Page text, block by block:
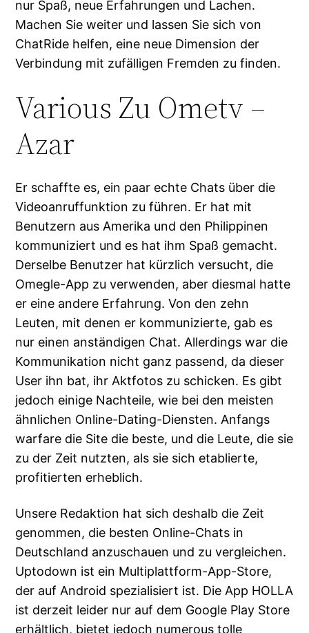
nur Spaß, neue Erfahrungen und Lachen.
Machen Sie weiter und lassen Sie sich von
ChatRide helfen, eine neue Dimension der
Verbindung mit zufälligen Fremden zu finden.
Various Zu Ometv –
Azar
Er schaffte es, ein paar echte Chats über die
Videoanruffunktion zu führen. Er hat mit
Benutzern aus Amerika und den Philippinen
kommuniziert und es hat ihm Spaß gemacht.
Derselbe Benutzer hat kürzlich versucht, die
Omegle-App zu verwenden, aber diesmal hatte
er eine andere Erfahrung. Von den zehn
Leuten, mit denen er kommunizierte, gab es
nur einen anständigen Chat. Allerdings war die
Kommunikation nicht ganz passend, da dieser
User ihn bat, ihr Aktfotos zu schicken. Es gibt
jedoch einige Nachteile, wie bei den meisten
ähnlichen Online-Dating-Diensten. Anfangs
warfare die Site die beste, und die Leute, die sie
zu der Zeit nutzten, als sie sich etablierte,
profitierten erheblich.
Unsere Redaktion hat sich deshalb die Zeit
genommen, die besten Online-Chats in
Deutschland anzuschauen und zu vergleichen.
Uptodown ist ein Multiplattform-App-Store,
der auf Android spezialisiert ist. Die App HOLLA
ist derzeit leider nur auf dem Google Play Store
erhältlich, bietet jedoch numerous tolle